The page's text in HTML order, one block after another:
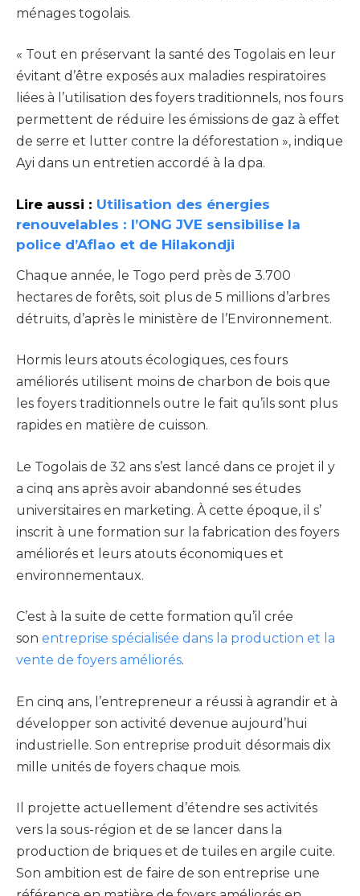
ménages togolais.
« Tout en préservant la santé des Togolais en leur
évitant d’être exposés aux maladies respiratoires
liées à l’utilisation des foyers traditionnels, nos fours
permettent de réduire les émissions de gaz à effet
de serre et lutter contre la déforestation », indique
Ayi dans un entretien accordé à la dpa.
Lire aussi : Utilisation des énergies
renouvelables : l’ONG JVE sensibilise la
police d’Aflao et de Hilakondji
Chaque année, le Togo perd près de 3.700
hectares de forêts, soit plus de 5 millions d’arbres
détruits, d’après le ministère de l’Environnement.
Hormis leurs atouts écologiques, ces fours
améliorés utilisent moins de charbon de bois que
les foyers traditionnels outre le fait qu’ils sont plus
rapides en matière de cuisson.
Le Togolais de 32 ans s’est lancé dans ce projet il y
a cinq ans après avoir abandonné ses études
universitaires en marketing. À cette époque, il s’
inscrit à une formation sur la fabrication des foyers
améliorés et leurs atouts économiques et
environnementaux.
C’est à la suite de cette formation qu’il crée
son entreprise spécialisée dans la production et la
vente de foyers améliorés.
En cinq ans, l’entrepreneur a réussi à agrandir et à
développer son activité devenue aujourd’hui
industrielle. Son entreprise produit désormais dix
mille unités de foyers chaque mois.
Il projette actuellement d’étendre ses activités
vers la sous-région et de se lancer dans la
production de briques et de tuiles en argile cuite.
Son ambition est de faire de son entreprise une